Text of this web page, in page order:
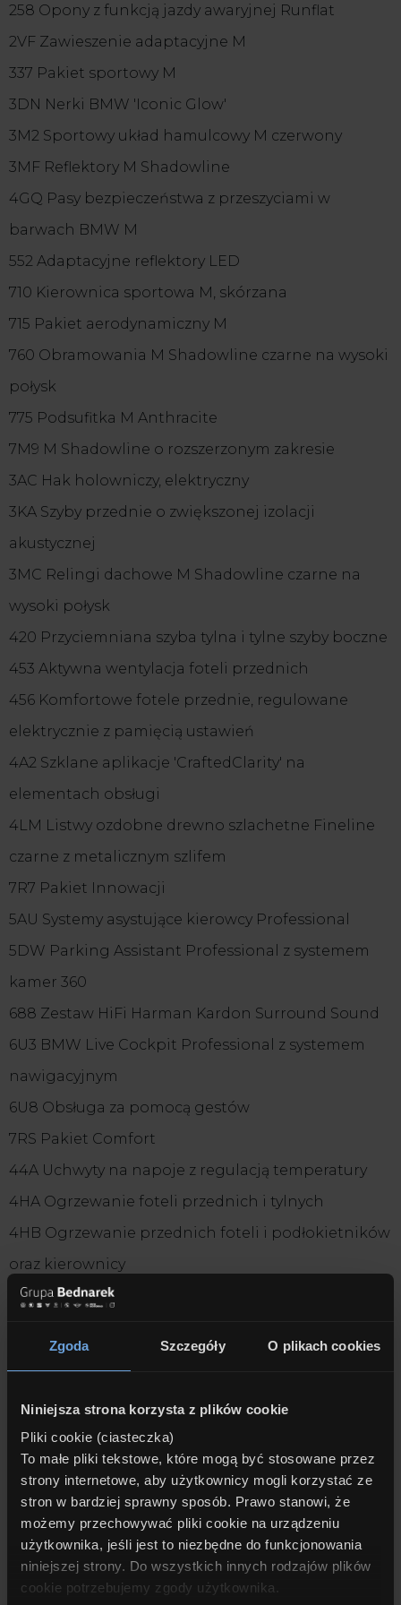
Zgoda Szczegóły O plikach cookies
Niniejsza strona korzysta z plików cookie
Pliki cookie (ciasteczka)
To małe pliki tekstowe, które mogą być stosowane przez
strony internetowe, aby użytkownicy mogli korzystać ze
stron w bardziej sprawny sposób. Prawo stanowi, że
możemy przechowywać pliki cookie na urządzeniu
użytkownika, jeśli jest to niezbędne do funkcjonowania
niniejszej strony. Do wszystkich innych rodzajów plików
cookie potrzebujemy zgody użytkownika.
258 Opony z funkcją jazdy awaryjnej Runflat
2VF Zawieszenie adaptacyjne M
337 Pakiet sportowy M
3DN Nerki BMW 'Iconic Glow'
3M2 Sportowy układ hamulcowy M czerwony
3MF Reflektory M Shadowline
4GQ Pasy bezpieczeństwa z przeszyciami w
barwach BMW M
552 Adaptacyjne reflektory LED
710 Kierownica sportowa M, skórzana
715 Pakiet aerodynamiczny M
760 Obramowania M Shadowline czarne na wysoki
połysk
775 Podsufitka M Anthracite
7M9 M Shadowline o rozszerzonym zakresie
3AC Hak holowniczy, elektryczny
3KA Szyby przednie o zwiększonej izolacji
akustycznej
3MC Relingi dachowe M Shadowline czarne na
wysoki połysk
420 Przyciemniana szyba tylna i tylne szyby boczne
453 Aktywna wentylacja foteli przednich
456 Komfortowe fotele przednie, regulowane
elektrycznie z pamięcią ustawień
4A2 Szklane aplikacje 'CraftedClarity' na
elementach obsługi
4LM Listwy ozdobne drewno szlachetne Fineline
czarne z metalicznym szlifem
7R7 Pakiet Innowacji
5AU Systemy asystujące kierowcy Professional
5DW Parking Assistant Professional z systemem
kamer 360
688 Zestaw HiFi Harman Kardon Surround Sound
6U3 BMW Live Cockpit Professional z systemem
nawigacyjnym
6U8 Obsługa za pomocą gestów
7RS Pakiet Comfort
44A Uchwyty na napoje z regulacją temperatury
4HA Ogrzewanie foteli przednich i tylnych
4HB Ogrzewanie przednich foteli i podłokietników
oraz kierownicy
7NH Pakiet Service Inclusive - 5 lat / 100.000km
──────────────────────────────────────
Wyposażenie standardowe:
1CE Mild Hybrid - permanentny system Start/Stop
2PA Śruby zabezpieczające
2TB Sportowa automatyczna skrzynia biegów z
łopatkami
2VB System monitorowania ciśnienia opon